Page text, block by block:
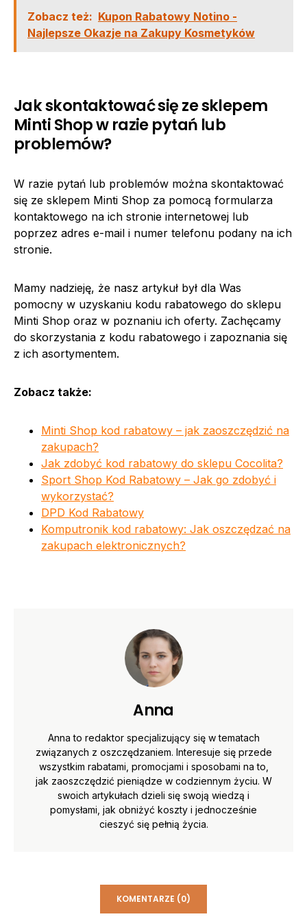
Zobacz też: Kupon Rabatowy Notino -
Najlepsze Okazje na Zakupy Kosmetyków
Jak skontaktować się ze sklepem
Minti Shop w razie pytań lub
problemów?
W razie pytań lub problemów można skontaktować
się ze sklepem Minti Shop za pomocą formularza
kontaktowego na ich stronie internetowej lub
poprzez adres e-mail i numer telefonu podany na ich
stronie.
Mamy nadzieję, że nasz artykuł był dla Was
pomocny w uzyskaniu kodu rabatowego do sklepu
Minti Shop oraz w poznaniu ich oferty. Zachęcamy
do skorzystania z kodu rabatowego i zapoznania się
z ich asortymentem.
Zobacz także:
Minti Shop kod rabatowy – jak zaoszczędzić na
zakupach?
Jak zdobyć kod rabatowy do sklepu Cocolita?
Sport Shop Kod Rabatowy – Jak go zdobyć i
wykorzystać?
DPD Kod Rabatowy
Komputronik kod rabatowy: Jak oszczędzać na
zakupach elektronicznych?
Anna
Anna to redaktor specjalizujący się w tematach
związanych z oszczędzaniem. Interesuje się przede
wszystkim rabatami, promocjami i sposobami na to,
jak zaoszczędzić pieniądze w codziennym życiu. W
swoich artykułach dzieli się swoją wiedzą i
pomysłami, jak obniżyć koszty i jednocześnie
cieszyć się pełnią życia.
KOMENTARZE (0)